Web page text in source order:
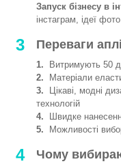
Запуск бізнесу в
інстаграм, ідеї
3 Переваги
1. Витримують 50
2. Матеріали
3. Цікаві, модні
технологій
4. Швидке
5. Можливості
4 Чому